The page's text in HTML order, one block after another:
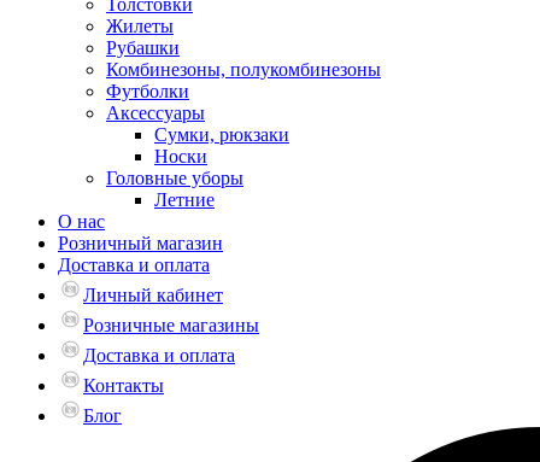
Толстовки
Жилеты
Рубашки
Комбинезоны, полукомбинезоны
Футболки
Аксессуары
Сумки, рюкзаки
Носки
Головные уборы
Летние
О нас
Розничный магазин
Доставка и оплата
Личный кабинет
Розничные магазины
Доставка и оплата
Контакты
Блог